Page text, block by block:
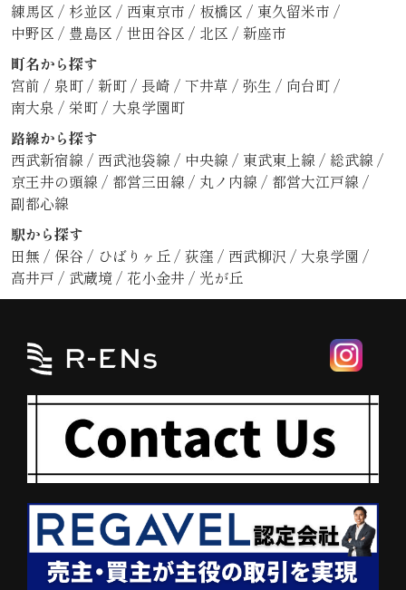
練馬区 / 杉並区 / 西東京市 / 板橋区 / 東久留米市 /
中野区 / 豊島区 / 世田谷区 / 北区 / 新座市
町名から探す
宮前 / 泉町 / 新町 / 長崎 / 下井草 / 弥生 / 向台町 /
南大泉 / 栄町 / 大泉学園町
路線から探す
西武新宿線 / 西武池袋線 / 中央線 / 東武東上線 / 総武線 /
京王井の頭線 / 都営三田線 / 丸ノ内線 / 都営大江戸線 /
副都心線
駅から探す
田無 / 保谷 / ひばりヶ丘 / 荻窪 / 西武柳沢 / 大泉学園 /
高井戸 / 武蔵境 / 花小金井 / 光が丘